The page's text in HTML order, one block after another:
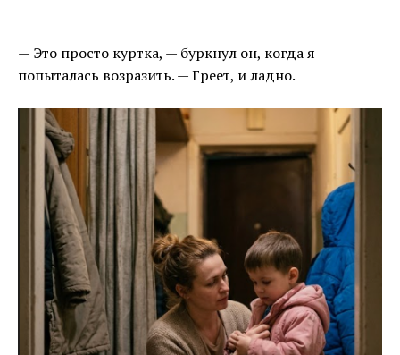
— Это просто куртка, — буркнул он, когда я
попыталась возразить. — Греет, и ладно.